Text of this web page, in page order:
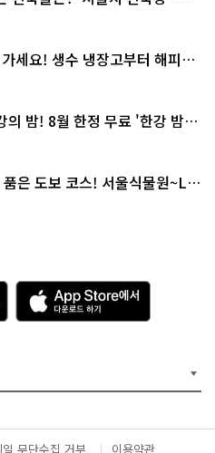
세요! 생수 냉장고부터 해피소
의 밤! 8월 한정 무료 '한강 밤
품은 도보 코스! 서울식물원~LG
리
A
p
p
e
서
다
일 무단수집 거부 이용약관